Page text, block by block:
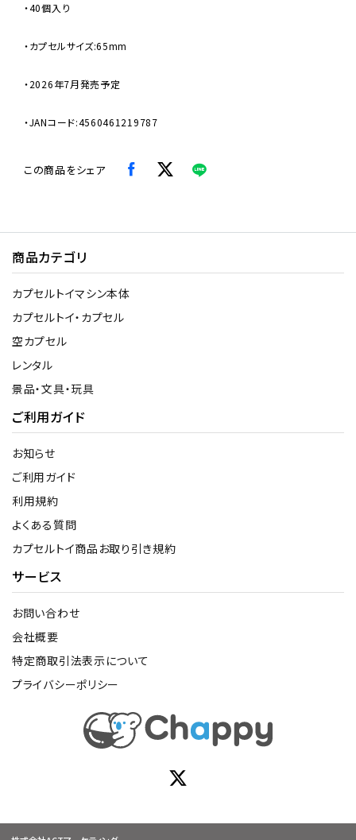
・40個入り
・カプセルサイズ:65mm
・2026年7月発売予定
・JANコード:4560461219787
この商品をシェア
商品カテゴリ
カプセルトイマシン本体
カプセルトイ・カプセル
空カプセル
レンタル
景品・文具・玩具
ご利用ガイド
お知らせ
ご利用ガイド
利用規約
よくある質問
カプセルトイ商品お取り引き規約
サービス
お問い合わせ
会社概要
特定商取引法表示について
プライバシーポリシー